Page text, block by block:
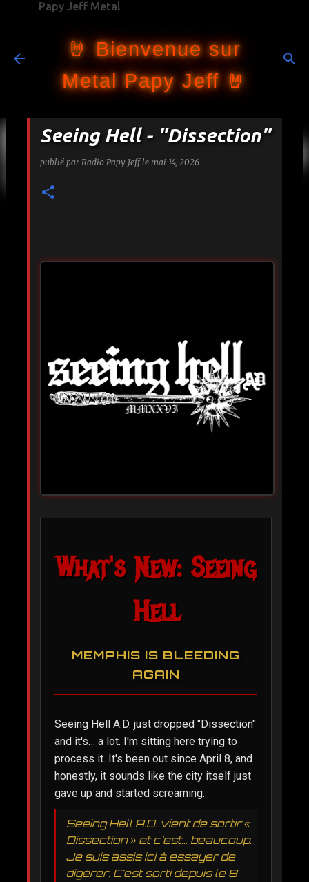
Papy Jeff Metal
🤘 Bienvenue sur
Metal Papy Jeff 🤘
Seeing Hell - "Dissection"
publié par Radio Papy Jeff le mai 14, 2026
What's New: Seeing
Hell
MEMPHIS IS BLEEDING
AGAIN
Seeing Hell A.D. just dropped "Dissection"
and it's… a lot. I'm sitting here trying to
process it. It's been out since April 8, and
honestly, it sounds like the city itself just
gave up and started screaming.
Seeing Hell A.D. vient de sortir «
Dissection » et c'est… beaucoup.
Je suis assis ici à essayer de
digérer. C'est sorti depuis le 8